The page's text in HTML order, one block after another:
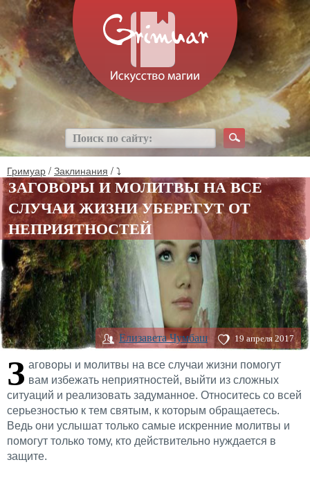
Гримуар / Заклинания / ⤵
ЗАГОВОРЫ И МОЛИТВЫ НА ВСЕ
СЛУЧАИ ЖИЗНИ УБЕРЕГУТ ОТ
НЕПРИЯТНОСТЕЙ
Елизавета Чумбаш 19 апреля 2017
З аговоры и молитвы на все случаи жизни помогут
вам избежать неприятностей, выйти из сложных
ситуаций и реализовать задуманное. Относитесь со всей
серьезностью к тем святым, к которым обращаетесь.
Ведь они услышат только самые искренние молитвы и
помогут только тому, кто действительно нуждается в
защите.